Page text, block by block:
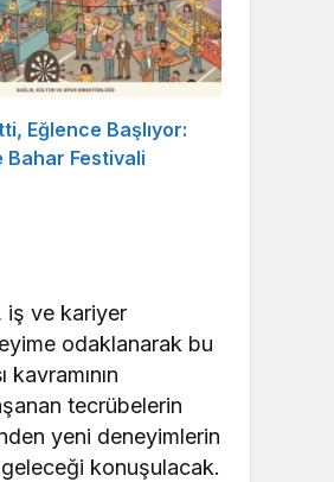
Eğlence Başlıyor:
Bahar Festivali
iş ve kariyer
odaklanarak bu
tecrübelerin
yeni deneyimlerin
konuşulacak.